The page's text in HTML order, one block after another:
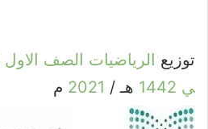
توزيع الرياضيات الصف الاول
ي 1442 هـ / 2021 م